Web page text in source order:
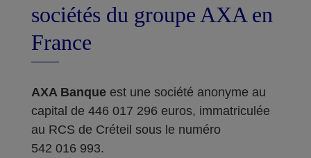
sociétés du groupe AXA en
France
AXA Banque est une société anonyme au
capital de 446 017 296 euros, immatriculée
au RCS de Créteil sous le numéro
542 016 993.